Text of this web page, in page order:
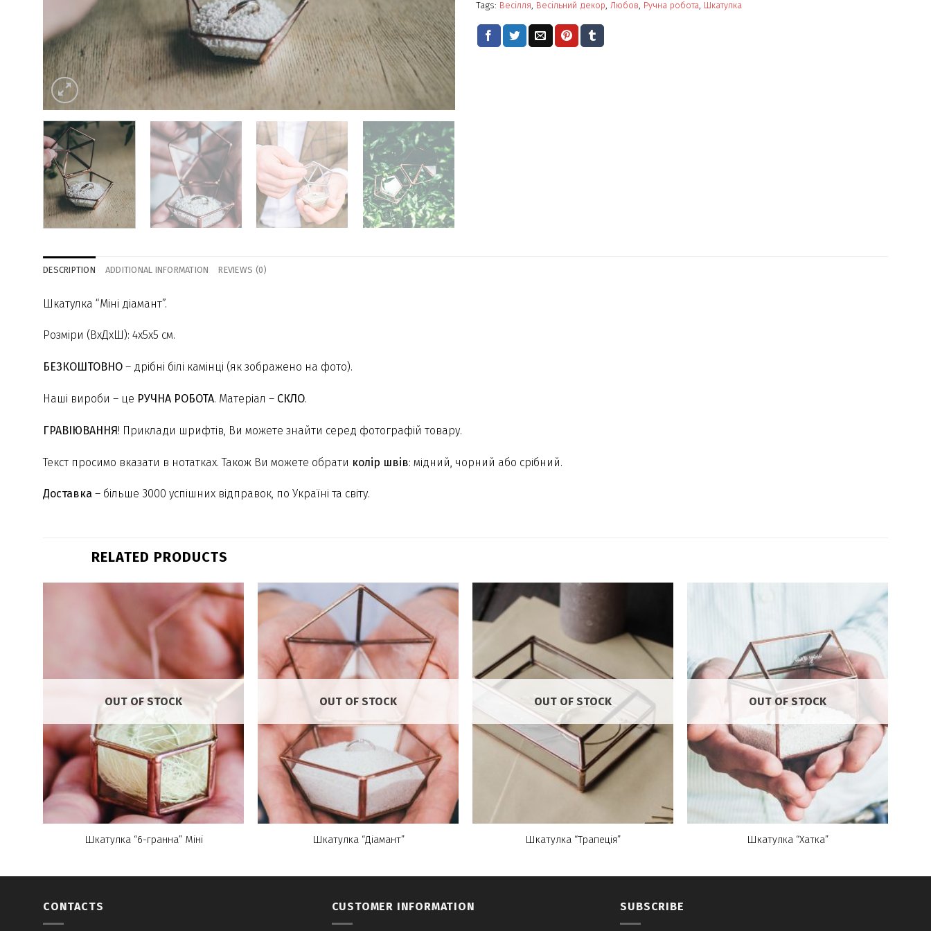
Tags: Весілля Весільний декор Любов Ручна робота Шкатулка
DESCRIPTION ADDITIONAL INFORMATION REVIEWS (0)
Шкатулка “Міні діамант”.
Розміри (ВхДхШ): 4х5х5 см.
БЕЗКОШТОВНО – дрібні білі камінці (як зображено на фото).
Наші вироби – це РУЧНА РОБОТА. Матеріал – СКЛО.
ГРАВІЮВАННЯ! Приклади шрифтів, Ви можете знайти серед фотографій товару.
Текст просимо вказати в нотатках. Також Ви можете обрати колір швів: мідний, чорний або срібний.
Доставка – більше 3000 успішних відправок, по Україні та світу.
RELATED PRODUCTS
OUT OF STOCK
Шкатулка “6-гранна” Міні
OUT OF STOCK
Шкатулка “Діамант”
OUT OF STOCK
Шкатулка “Трапеція”
OUT OF STOCK
Шкатулка “Хатка”
CONTACTS CUSTOMER INFORMATION SUBSCRIBE